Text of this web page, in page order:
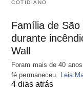
COTIDIANO
Família de
durante
Wall
Foram mais de 40
fé permaneceu. Leia
4 dias atrás